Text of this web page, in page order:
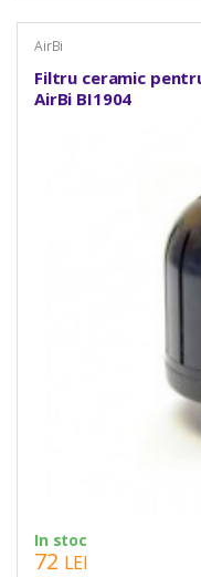
AirBi
Filtru ceramic
AirBi BI1904
In stoc
72 LEI